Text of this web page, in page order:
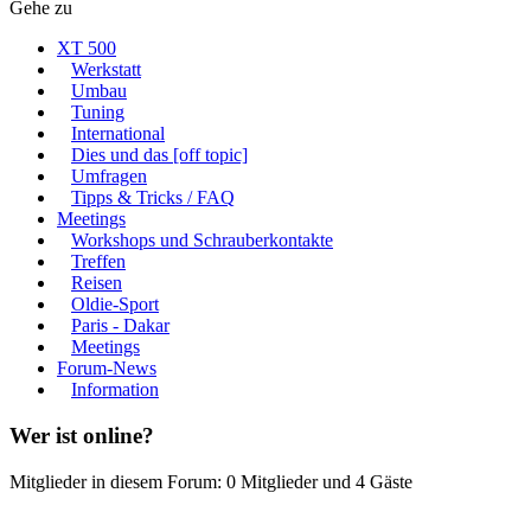
Gehe zu
XT 500
Werkstatt
Umbau
Tuning
International
Dies und das [off topic]
Umfragen
Tipps & Tricks / FAQ
Meetings
Workshops und Schrauberkontakte
Treffen
Reisen
Oldie-Sport
Paris - Dakar
Meetings
Forum-News
Information
Wer ist online?
Mitglieder in diesem Forum: 0 Mitglieder und 4 Gäste